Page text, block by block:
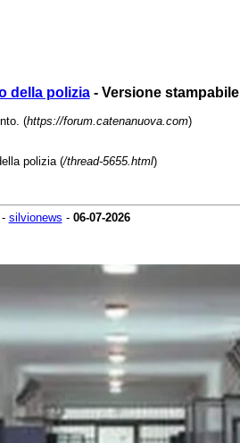
della polizia- Versione stampabile
(https://forum.catenanuova.com)
polizia (/thread-5655.html)
silvionews - 06-07-2026